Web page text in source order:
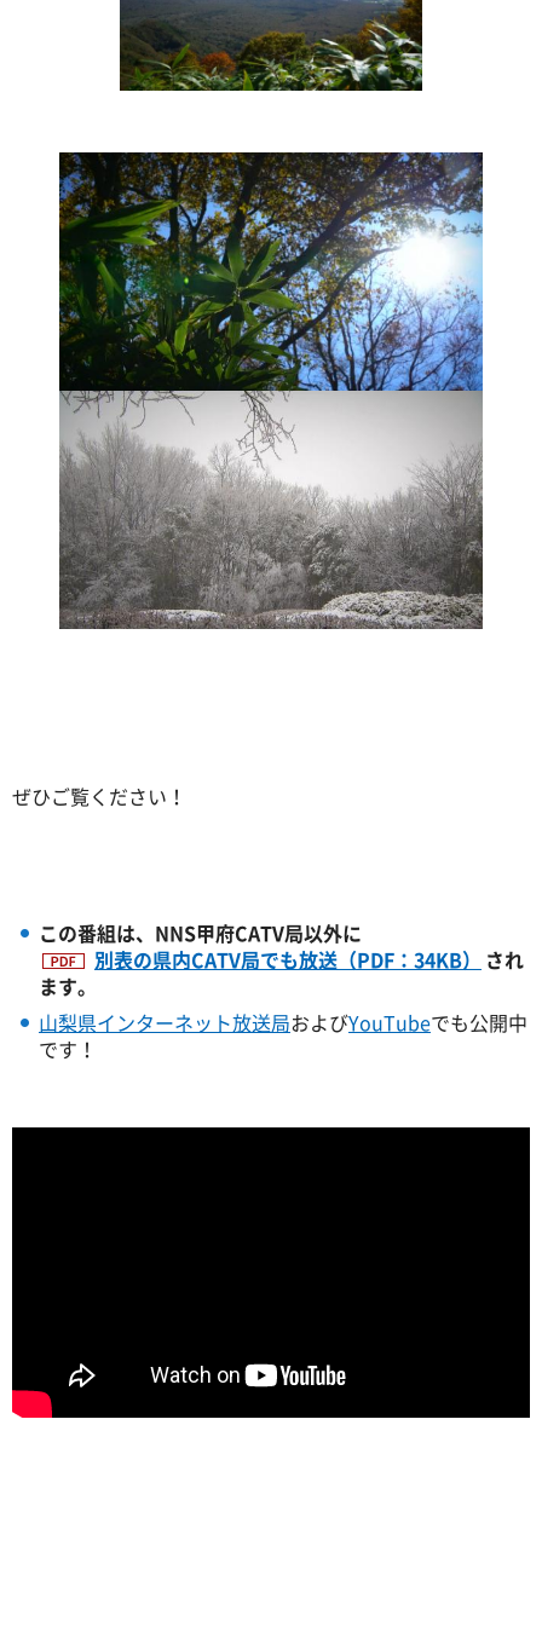
ぜひご覧ください！
この番組は、NNS甲府CATV局以外に
別表の県内CATV局でも放送（PDF：34KB）
され
ます。
山梨県インターネット放送局およびYouTubeでも公開中
です！